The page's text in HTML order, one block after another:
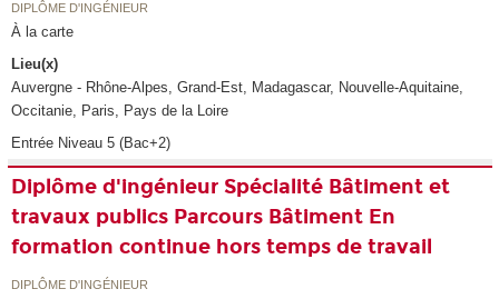
DIPLÔME D'INGÉNIEUR
À la carte
Lieu(x)
Auvergne - Rhône-Alpes, Grand-Est, Madagascar, Nouvelle-Aquitaine,
Occitanie, Paris, Pays de la Loire
Entrée Niveau 5 (Bac+2)
Diplôme d'ingénieur Spécialité Bâtiment et
travaux publics Parcours Bâtiment En
formation continue hors temps de travail
DIPLÔME D'INGÉNIEUR